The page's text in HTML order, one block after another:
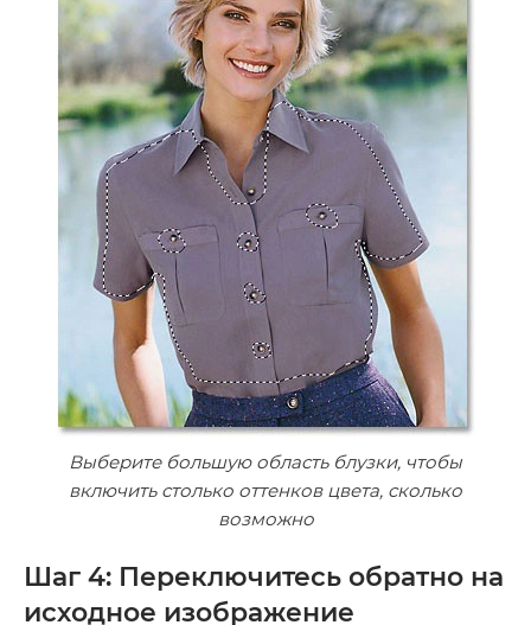
Выберите большую область блузки, чтобы
включить столько оттенков цвета, сколько
возможно
Шаг 4: Переключитесь обратно на
исходное изображение